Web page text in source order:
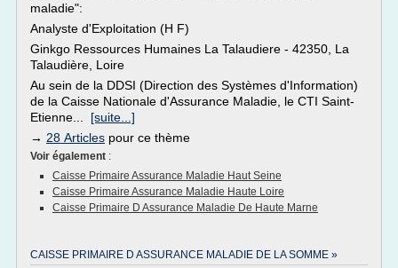
maladie":
Analyste d'Exploitation (H F)
Ginkgo Ressources Humaines La Talaudiere - 42350, La
Talaudière, Loire
Au sein de la DDSI (Direction des Systèmes d'Information)
de la Caisse Nationale d'Assurance Maladie, le CTI Saint-
Etienne... [suite...]
→ 28 Articles pour ce thème
Voir également :
Caisse Primaire Assurance Maladie Haut Seine
Caisse Primaire Assurance Maladie Haute Loire
Caisse Primaire D Assurance Maladie De Haute Marne
CAISSE PRIMAIRE D ASSURANCE MALADIE DE LA SOMME »